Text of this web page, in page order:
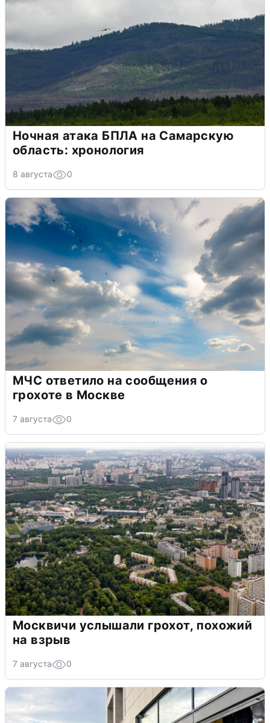
Ночная атака БПЛА на Самарскую
область: хронология
8 августа 0
МЧС ответило на сообщения о
грохоте в Москве
7 августа 0
Москвичи услышали грохот, похожий
на взрыв
7 августа 0